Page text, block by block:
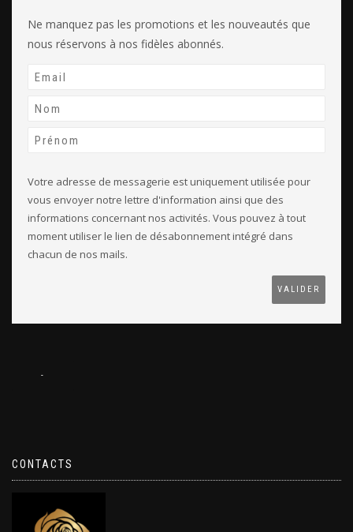
Ne manquez pas les promotions et les nouveautés que
nous réservons à nos fidèles abonnés.
Votre adresse de messagerie est uniquement utilisée pour
vous envoyer notre lettre d'information ainsi que des
informations concernant nos activités. Vous pouvez à tout
moment utiliser le lien de désabonnement intégré dans
chacun de nos mails.
CONTACTS